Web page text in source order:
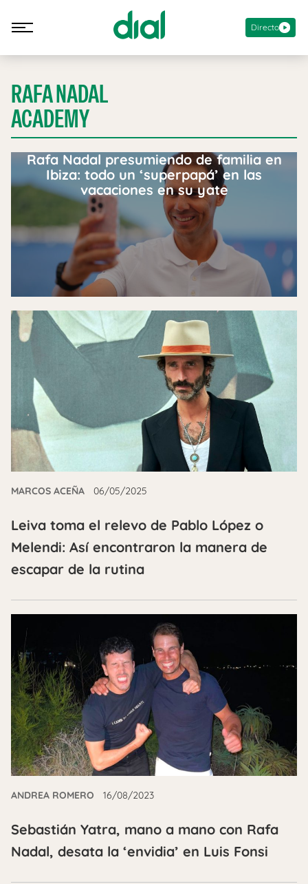
Directo
RAFA NADAL
ACADEMY
Rafa Nadal presumiendo de familia en
Ibiza: todo un ‘superpapá’ en las
vacaciones en su yate
MARCOS ACEÑA 06/05/2025
Leiva toma el relevo de Pablo López o
Melendi: Así encontraron la manera de
escapar de la rutina
ANDREA ROMERO 16/08/2023
Sebastián Yatra, mano a mano con Rafa
Nadal, desata la ‘envidia’ en Luis Fonsi